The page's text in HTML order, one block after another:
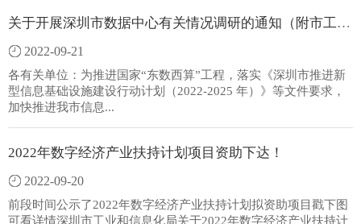
关于开展深圳市数据中心有关情况调研的通知（附市工信局商请函）
2022-09-21
各有关单位：为推进国家“东数西算”工程，落实《深圳市推进新
型信息基础设施建设行动计划（2022-2025 年）》等文件要求，
加快推进我市信息...
2022年数字经济产业扶持计划项目资助下达！
2022-09-20
前段时间公示了2022年数字经济产业扶持计划拟资助项目戳下图
可看详情深圳市工业和信息化局关于2022年数字经济产业扶持计